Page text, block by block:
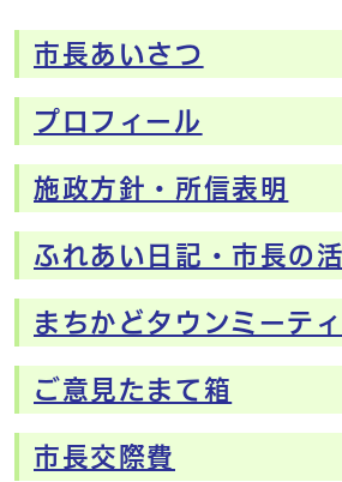
メインメニュー
市長あいさつ
プロフィール
施政方針・所信表明
ふれあい日記・市長の
まちかどタウンミーテ
ご意見たまて箱
市長交際費